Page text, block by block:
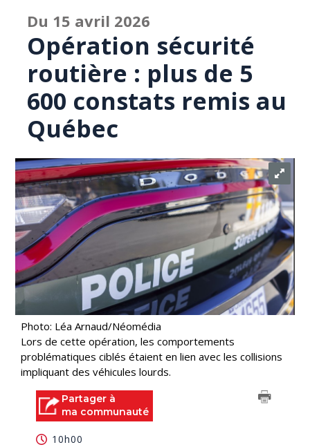
Du 15 avril 2026
Opération sécurité
routière : plus de 5
600 constats remis au
Québec
Photo: Léa Arnaud/Néomédia
Lors de cette opération, les comportements
problématiques ciblés étaient en lien avec les collisions
impliquant des véhicules lourds.
Partager à
ma communauté
10h00